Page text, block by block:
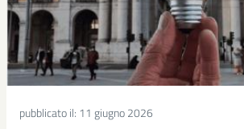
pubblicato il: 11 giugno 2026